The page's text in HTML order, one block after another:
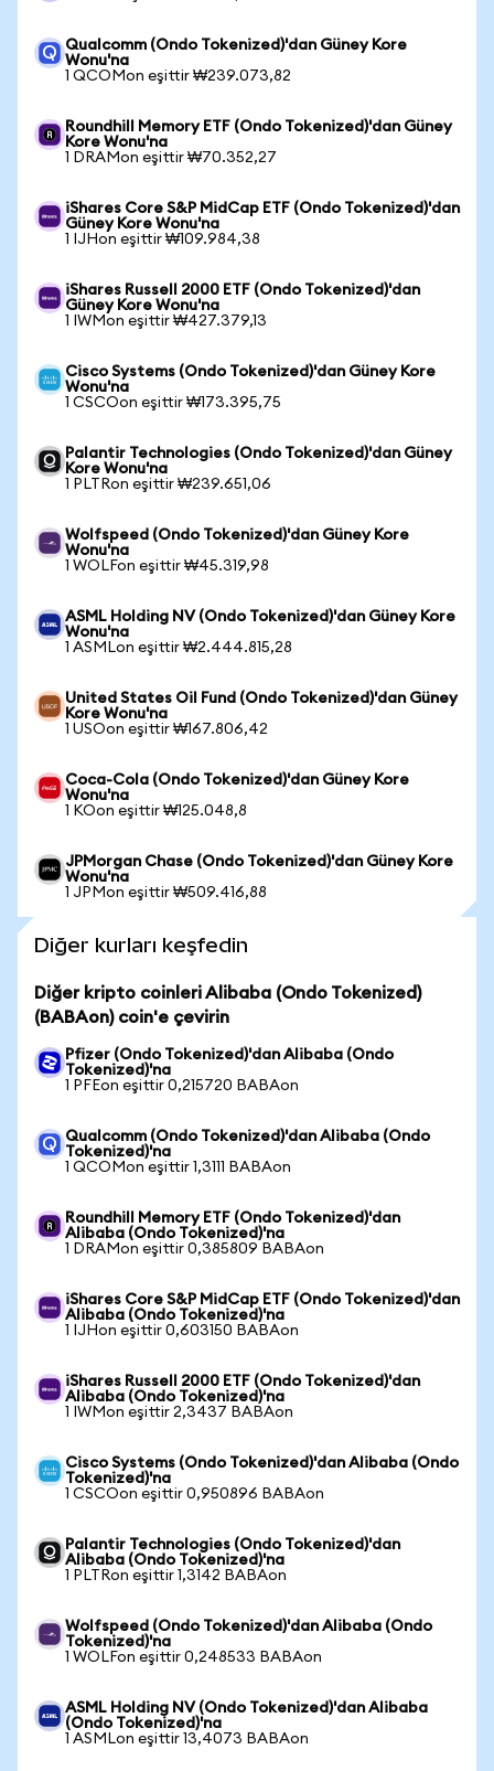
Qualcomm (Ondo Tokenized)'dan Güney Kore
Wonu'na
1 QCOMon eşittir ₩239.073,82
Roundhill Memory ETF (Ondo Tokenized)'dan Güney
Kore Wonu'na
1 DRAMon eşittir ₩70.352,27
iShares Core S&P MidCap ETF (Ondo Tokenized)'dan
Güney Kore Wonu'na
1 IJHon eşittir ₩109.984,38
iShares Russell 2000 ETF (Ondo Tokenized)'dan
Güney Kore Wonu'na
1 IWMon eşittir ₩427.379,13
Cisco Systems (Ondo Tokenized)'dan Güney Kore
Wonu'na
1 CSCOon eşittir ₩173.395,75
Palantir Technologies (Ondo Tokenized)'dan Güney
Kore Wonu'na
1 PLTRon eşittir ₩239.651,06
Wolfspeed (Ondo Tokenized)'dan Güney Kore
Wonu'na
1 WOLFon eşittir ₩45.319,98
ASML Holding NV (Ondo Tokenized)'dan Güney Kore
Wonu'na
1 ASMLon eşittir ₩2.444.815,28
United States Oil Fund (Ondo Tokenized)'dan Güney
Kore Wonu'na
1 USOon eşittir ₩167.806,42
Coca-Cola (Ondo Tokenized)'dan Güney Kore
Wonu'na
1 KOon eşittir ₩125.048,8
JPMorgan Chase (Ondo Tokenized)'dan Güney Kore
Wonu'na
1 JPMon eşittir ₩509.416,88
Diğer kurları keşfedin
Diğer kripto coinleri Alibaba (Ondo Tokenized)
(BABAon) coin'e çevirin
Pfizer (Ondo Tokenized)'dan Alibaba (Ondo
Tokenized)'na
1 PFEon eşittir 0,215720 BABAon
Qualcomm (Ondo Tokenized)'dan Alibaba (Ondo
Tokenized)'na
1 QCOMon eşittir 1,3111 BABAon
Roundhill Memory ETF (Ondo Tokenized)'dan
Alibaba (Ondo Tokenized)'na
1 DRAMon eşittir 0,385809 BABAon
iShares Core S&P MidCap ETF (Ondo Tokenized)'dan
Alibaba (Ondo Tokenized)'na
1 IJHon eşittir 0,603150 BABAon
iShares Russell 2000 ETF (Ondo Tokenized)'dan
Alibaba (Ondo Tokenized)'na
1 IWMon eşittir 2,3437 BABAon
Cisco Systems (Ondo Tokenized)'dan Alibaba (Ondo
Tokenized)'na
1 CSCOon eşittir 0,950896 BABAon
Palantir Technologies (Ondo Tokenized)'dan
Alibaba (Ondo Tokenized)'na
1 PLTRon eşittir 1,3142 BABAon
Wolfspeed (Ondo Tokenized)'dan Alibaba (Ondo
Tokenized)'na
1 WOLFon eşittir 0,248533 BABAon
ASML Holding NV (Ondo Tokenized)'dan Alibaba
(Ondo Tokenized)'na
1 ASMLon eşittir 13,4073 BABAon